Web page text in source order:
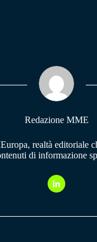
Redazione MME
realtà editoriale
di informazione